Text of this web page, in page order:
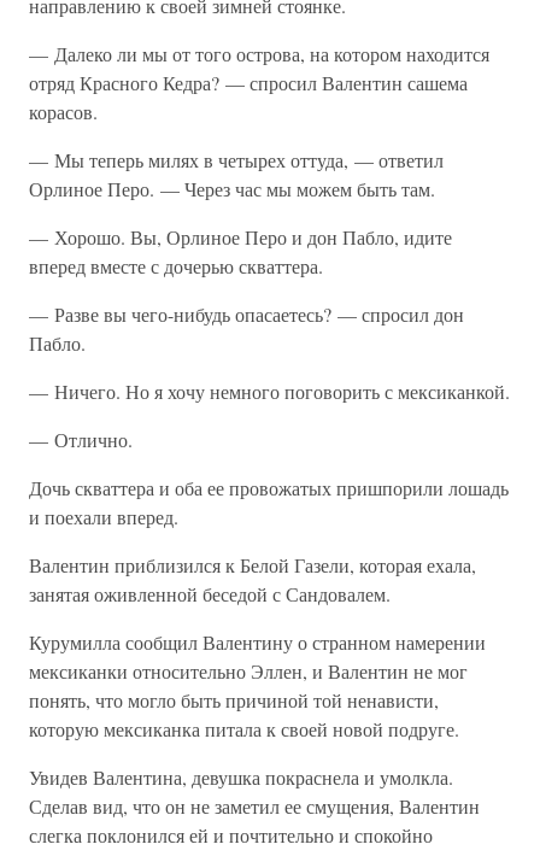
направлению к своей зимней стоянке.
— Далеко ли мы от того острова, на котором находится
отряд Красного Кедра? — спросил Валентин сашема
корасов.
— Мы теперь милях в четырех оттуда, — ответил
Орлиное Перо. — Через час мы можем быть там.
— Хорошо. Вы, Орлиное Перо и дон Пабло, идите
вперед вместе с дочерью скваттера.
— Разве вы чего-нибудь опасаетесь? — спросил дон
Пабло.
— Ничего. Но я хочу немного поговорить с мексиканкой.
— Отлично.
Дочь скваттера и оба ее провожатых пришпорили лошадь
и поехали вперед.
Валентин приблизился к Белой Газели, которая ехала,
занятая оживленной беседой с Сандовалем.
Курумилла сообщил Валентину о странном намерении
мексиканки относительно Эллен, и Валентин не мог
понять, что могло быть причиной той ненависти,
которую мексиканка питала к своей новой подруге.
Увидев Валентина, девушка покраснела и умолкла.
Сделав вид, что он не заметил ее смущения, Валентин
слегка поклонился ей и почтительно и спокойно